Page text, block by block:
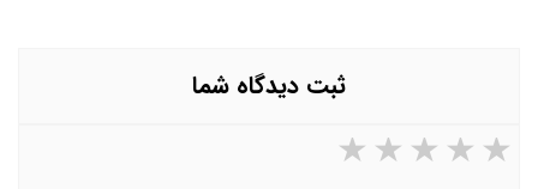
ثبت دیدگاه شما
۵ ستاره از ۵ ۴ ستاره از ۵ ۳ ستاره از ۵ ۲ ستاره از ۵